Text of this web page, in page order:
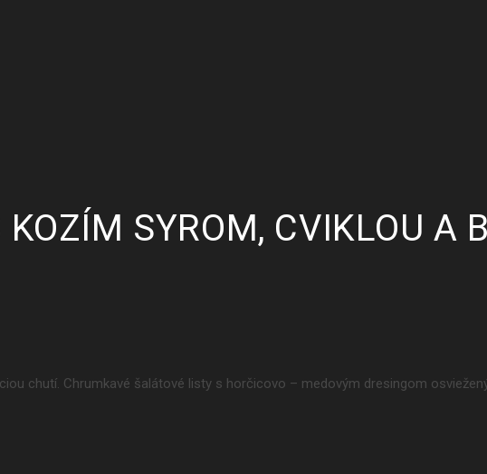
KOZÍM SYROM, CVIKLOU A
chutí. Chrumkavé šalátové listy s horčicovo – medovým dresingom